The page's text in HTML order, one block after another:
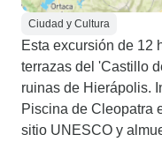
Ciudad y Cultura
Esta excursión de 12
terrazas del 'Castillo
ruinas de Hierápolis.
Piscina de Cleopatra
sitio UNESCO y